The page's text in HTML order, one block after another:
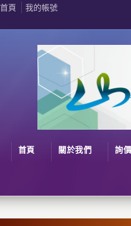
首頁 我的帳號
首頁 關於我們 詢